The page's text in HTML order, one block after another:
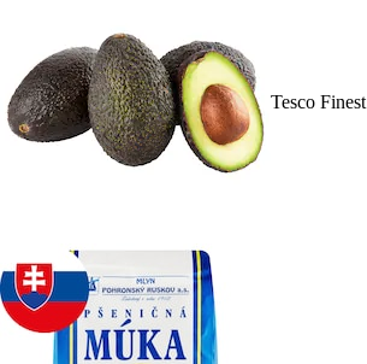
Tesco Finest